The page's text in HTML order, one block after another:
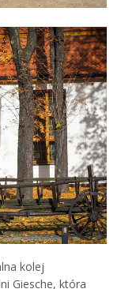
kolej
Giesche, która